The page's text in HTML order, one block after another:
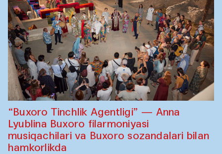
“Buxoro Tinchlik Agentligi” — Anna
Lyublina Buxoro filarmoniyasi
musiqachilari va Buxoro sozandalari bilan
hamkorlikda